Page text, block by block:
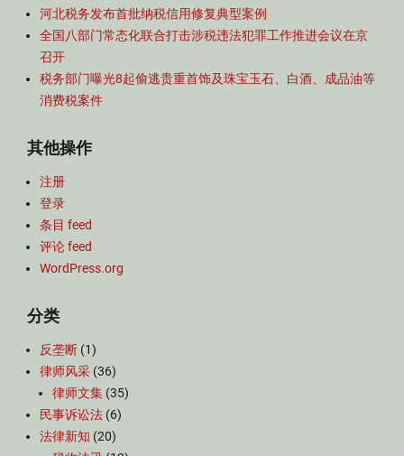
河北税务发布首批纳税信用修复典型案例
全国八部门常态化联合打击涉税违法犯罪工作推进会议在京
召开
税务部门曝光8起偷逃贵重首饰及珠宝玉石、白酒、成品油等
消费税案件
其他操作
注册
登录
条目 feed
评论 feed
WordPress.org
分类
反垄断 (1)
律师风采 (36)
律师文集 (35)
民事诉讼法 (6)
法律新知 (20)